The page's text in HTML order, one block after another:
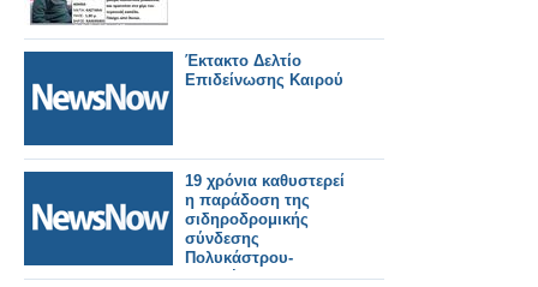
Έκτακτο Δελτίο
Επιδείνωσης Καιρού
19 χρόνια καθυστερεί
η παράδοση της
σιδηροδρομικής
σύνδεσης
Πολυκάστρου-
Ειδομένης